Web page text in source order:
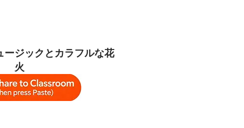
ージックとカラフルな花
火